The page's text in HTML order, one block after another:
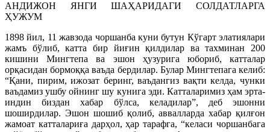
АНДИЖОН ЯНГИ ШАҲАРИДАГИ СОЛДАТЛАРГА
ҲУЖУМ
1898 йил, 11 жавзода чоршанба куни бутун Кўгарт элатиялари
жамъ бўлиб, катта бир йиғин қилдилар ва тахминан 200
кишини Мингтепа ва эшон ҳузурига юбориб, катталар
орқасидан бормоққа ваъда бердилар. Булар Мингтепага келиб:
“Қани, пирим, ижозат беринг, ваъдангиз вақти келда, чунки
ваъдамиз ушбу ойнинг шу кунига эди. Катталаримиз ҳам эрта-
индин биздан хабар бўлса, келадилар”, деб эшонни
шоширдилар. Эшон шошиб қолиб, аввалларда хабар қилғон
жамоат катталариға дарҳол, ҳар тарафга, “келаси чоршанбага